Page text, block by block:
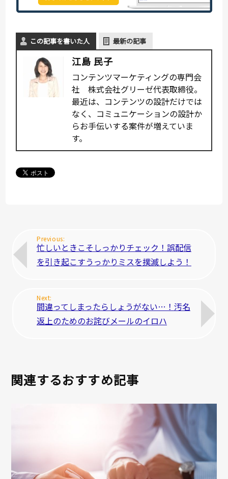
この記事を書いた人 最新の記事
江島 民子
コンテンツマーケティングの専門会
社 株式会社グリーゼ代表取締役。
最近は、コンテンツの設計だけでは
なく、コミュニケーションの設計か
らお手伝いする案件が増えていま
す。
忙しいときこそしっかりチェック！誤配信
を引き起こすうっかりミスを撲滅しよう！
間違ってしまったらしょうがない…！汚名
返上のためのお詫びメールのイロハ
関連するおすすめ記事